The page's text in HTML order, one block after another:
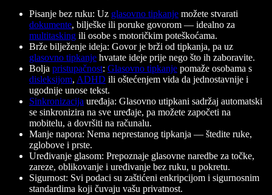
Pisanje bez ruku: Uz glasovno tipkanje možete stvarati
dokumente, bilješke ili poruke govorom — idealno za
multitasking ili osobe s motoričkim poteškoćama.
Brže bilježenje ideja: Govor je brži od tipkanja, pa uz
glasovno tipkanje hvatate ideje prije nego što ih zaboravite.
Bolja pristupačnost: Glasovno tipkanje pomaže osobama s
disleksijom, ADHD ili oštećenjem vida da jednostavnije i
ugodnije unose tekst.
Sinkronizacija uređaja: Glasovno utipkani sadržaj automatski
se sinkronizira na sve uređaje, pa možete započeti na
mobitelu, a dovršiti na računalu.
Manje napora: Nema neprestanog tipkanja — štedite ruke,
zglobove i prste.
Uređivanje glasom: Prepoznaje glasovne naredbe za točke,
zareze, oblikovanje i uređivanje bez ruku, u pokretu.
Sigurnost: Svi podaci su zaštićeni enkripcijom i sigurnosnim
standardima koji čuvaju vašu privatnost.